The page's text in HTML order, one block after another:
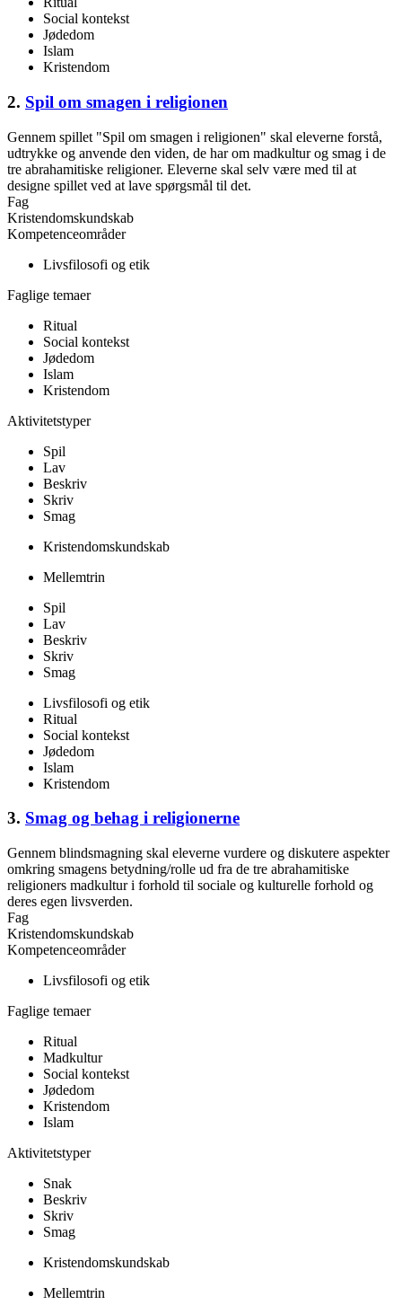
Social kontekst
Jødedom
Islam
Kristendom
2. Spil om smagen i religionen
Gennem spillet "Spil om smagen i religionen" skal eleverne forstå,
udtrykke og anvende den viden, de har om madkultur og smag i de
tre abrahamitiske religioner. Eleverne skal selv være med til at
designe spillet ved at lave spørgsmål til det.
Fag
Kristendomskundskab
Kompetenceområder
Livsfilosofi og etik
Faglige temaer
Ritual
Social kontekst
Jødedom
Islam
Kristendom
Aktivitetstyper
Spil
Lav
Beskriv
Skriv
Smag
Kristendomskundskab
Mellemtrin
Spil
Lav
Beskriv
Skriv
Smag
Livsfilosofi og etik
Ritual
Social kontekst
Jødedom
Islam
Kristendom
3. Smag og behag i religionerne
Gennem blindsmagning skal eleverne vurdere og diskutere aspekter
omkring smagens betydning/rolle ud fra de tre abrahamitiske
religioners madkultur i forhold til sociale og kulturelle forhold og
deres egen livsverden.
Fag
Kristendomskundskab
Kompetenceområder
Livsfilosofi og etik
Faglige temaer
Ritual
Madkultur
Social kontekst
Jødedom
Kristendom
Islam
Aktivitetstyper
Snak
Beskriv
Skriv
Smag
Kristendomskundskab
Mellemtrin